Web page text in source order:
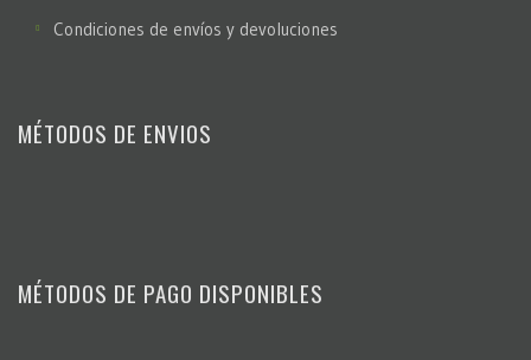
Condiciones de envíos y devoluciones
MÉTODOS DE ENVIOS
MÉTODOS DE PAGO DISPONIBLES